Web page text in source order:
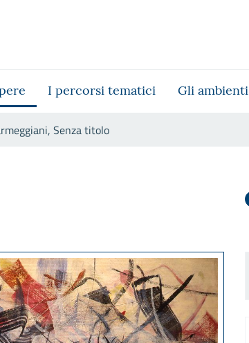
I percorsi tematici Gli ambienti
Senza titolo